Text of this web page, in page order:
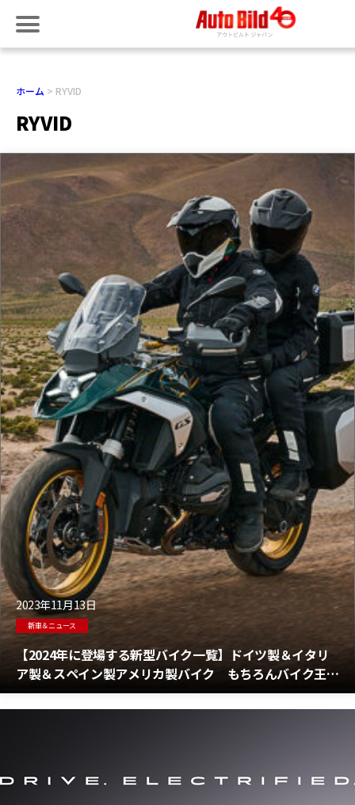
ホーム RYVID
RYVID
2023年11月13日
新車＆ニュース
【2024年に登場する新型バイク一覧】ドイツ製＆イタリ
ア製＆スペイン製アメリカ製バイク もちろんバイク王国
日本からも5台！